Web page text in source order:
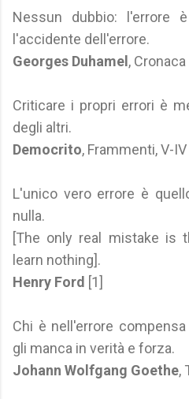
Nessun dubbio: l'errore
l'accidente dell'errore.
Georges Duhamel ,
Criticare i propri errori è
degli altri.
Democrito, Frammenti, V-
L'unico vero errore è
nulla.
[The only real mistake is
learn nothing].
Henry Ford [1]
Chi è nell'errore
gli manca in verità e forza.
Johann Wolfgang Goethe,